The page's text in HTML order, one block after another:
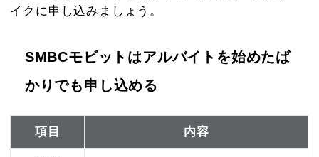
イクに申し込みましょう。
SMBCモビットはアルバイトを始めたば
かりでも申し込める
項目 内容